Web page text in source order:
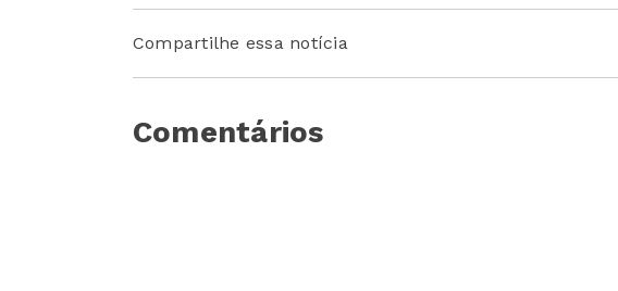
Compartilhe essa notícia
Comentários